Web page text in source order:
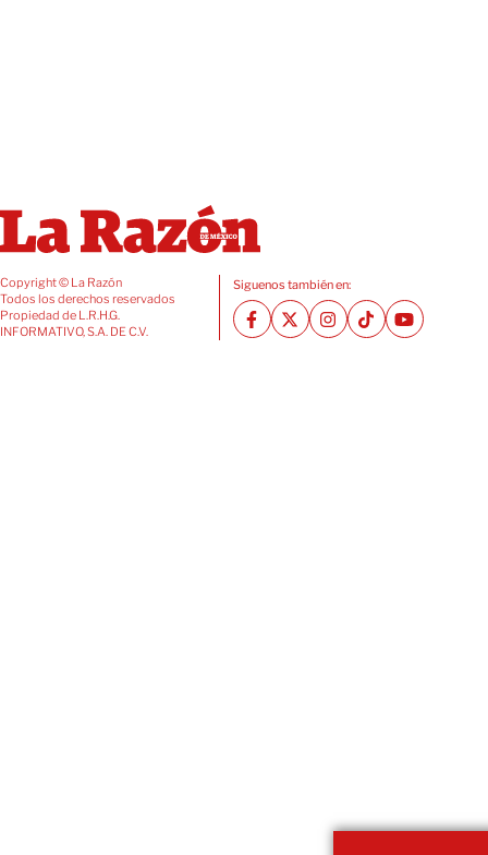
Copyright © La Razón
Todos los derechos reservados
Propiedad de L.R.H.G.
INFORMATIVO, S.A. DE C.V.
Siguenos también en: